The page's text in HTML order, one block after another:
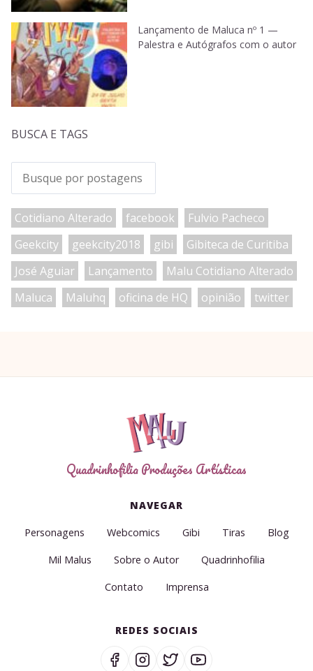
Lançamento de Maluca nº 1 —
Palestra e Autógrafos com o autor
BUSCA E TAGS
Cotidiano Alterado facebook
Fulvio Pacheco
Geekcity
geekcity2018 gibi
Gibiteca de Curitiba
José Aguiar
Lançamento
Malu Cotidiano Alterado
Maluca
Maluhq oficina de HQ opinião twitter
Quadrinhofilia Produções Artísticas
NAVEGAR
Personagens Webcomics Gibi Tiras Blog
Mil Malus Sobre o Autor Quadrinhofilia
Contato Imprensa
REDES SOCIAIS